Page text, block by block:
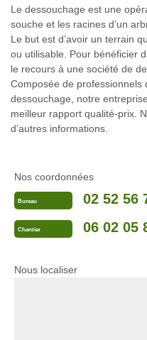
Le dessouchage est une
souche et les racines d’un
Le but est d’avoir un terrain
ou utilisable. Pour bénéficier
le recours à une société de
Composée de professionnels
dessouchage, notre
meilleur rapport qualité-prix.
d’autres informations.
Nos coordonnées
Bureau 02 52 56
Chantier 06 02 05
Nous localiser